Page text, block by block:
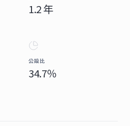
1.2 年
公設比
34.7％